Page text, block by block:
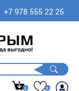
+7 978 555 22 25
0
0